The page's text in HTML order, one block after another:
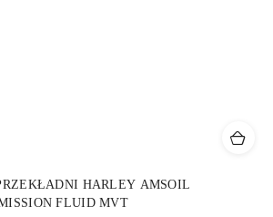
HARLEY AMSOIL
FLUID MVT